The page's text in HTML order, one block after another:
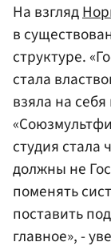
На взгляд
в
структуре.
стала
взяла на
студия
должны не
поменять
поставить
главное», -